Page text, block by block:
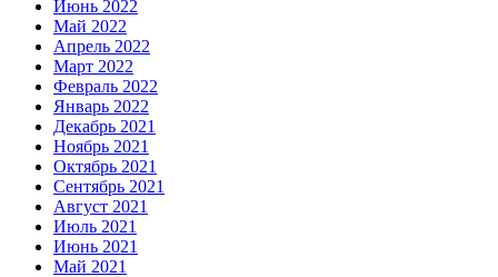
Июнь 2022
Май 2022
Апрель 2022
Март 2022
Февраль 2022
Январь 2022
Декабрь 2021
Ноябрь 2021
Октябрь 2021
Сентябрь 2021
Август 2021
Июль 2021
Июнь 2021
Май 2021